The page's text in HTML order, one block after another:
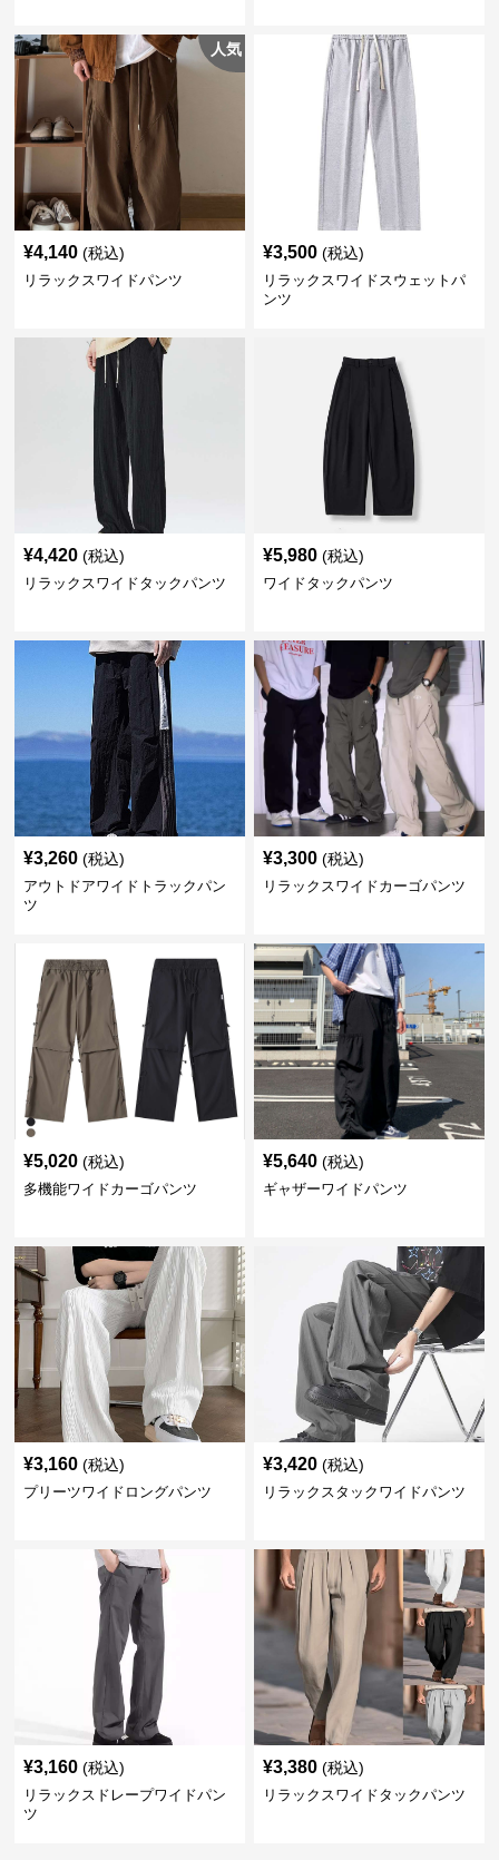
人気
¥4,140 (税込)
リラックスワイドパンツ
¥3,500 (税込)
リラックスワイドスウェットパ
ンツ
¥4,420 (税込)
リラックスワイドタックパンツ
¥5,980 (税込)
ワイドタックパンツ
¥3,260 (税込)
アウトドアワイドトラックパン
ツ
¥3,300 (税込)
リラックスワイドカーゴパンツ
¥5,020 (税込)
多機能ワイドカーゴパンツ
¥5,640 (税込)
ギャザーワイドパンツ
¥3,160 (税込)
プリーツワイドロングパンツ
¥3,420 (税込)
リラックスタックワイドパンツ
¥3,160 (税込)
リラックスドレープワイドパン
ツ
¥3,380 (税込)
リラックスワイドタックパンツ